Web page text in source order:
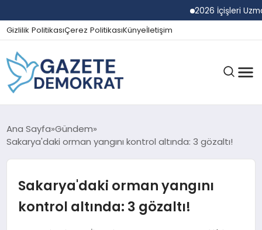
2026 İçişleri Uzman
Gizlilik PolitikasıÇerez PolitikasıKünyeİletişim
GÜNDEM
SPOR
Ana Sayfa Gündem
Sakarya'daki orman yangını kontrol altında: 3 gözaltı!
Sakarya'daki orman yangını
kontrol altında: 3 gözaltı!